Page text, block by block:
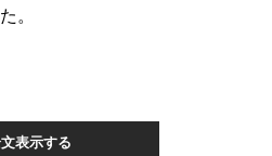
。
表示する